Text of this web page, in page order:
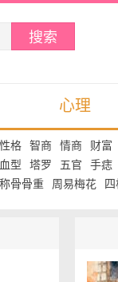
搜索
心理
性格 智商 情商 财富
血型
塔罗 五官 手痣
称骨骨重
周易梅花